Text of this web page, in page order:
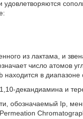
удовлетворяются
из лактама, и
число атомов
находится в диапазоне
декандиамина и
обозначаемый Ip,